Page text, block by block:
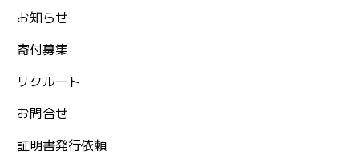
お知らせ
⁨寄付募集
リクルート
お問合せ
証明書発行依頼